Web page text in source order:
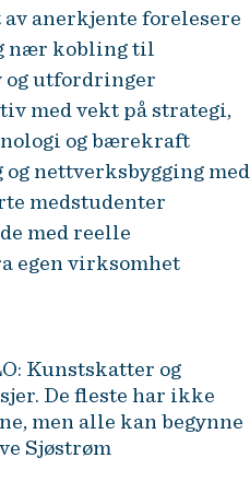
anerkjente forelesere
nær kobling til
utfordringer
med vekt på strategi,
og bærekraft
nettverksbygging med
medstudenter
med reelle
egen virksomhet
Kunstskatter og
De fleste har ikke
men alle kan begynne
Sjøstrøm